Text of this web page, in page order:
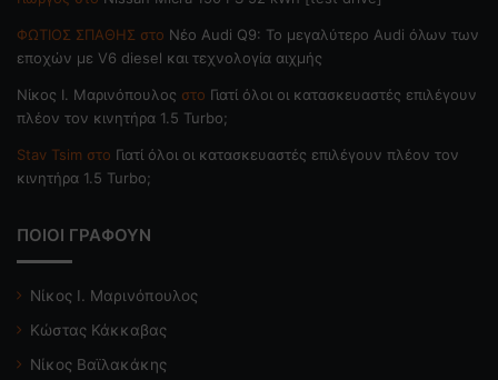
ΦΩΤΙΟΣ ΣΠΑΘΗΣ στο Νέο Audi Q9: Το μεγαλύτερο Audi όλων των
εποχών με V6 diesel και τεχνολογία αιχμής
Nίκος Ι. Mαρινόπουλος στο Γιατί όλοι οι κατασκευαστές επιλέγουν
πλέον τον κινητήρα 1.5 Turbo;
Stav Tsim στο Γιατί όλοι οι κατασκευαστές επιλέγουν πλέον τον
κινητήρα 1.5 Turbo;
ΠΟΙΟΙ ΓΡΑΦΟΥΝ
Νίκος Ι. Μαρινόπουλος
Κώστας Κάκκαβας
Νίκος Βαϊλακάκης